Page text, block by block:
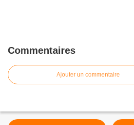
Commentaires
Ajouter un commentaire